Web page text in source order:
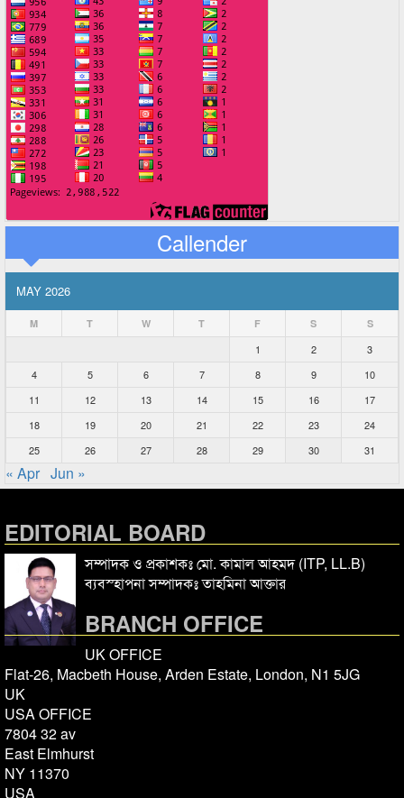
Callender
MAY 2026
M T W T F S S
1 2
3
4
5 6 7 8 9
10
11
12 13 14 15 16
17
18
19 20 21 22 23
24
25
26 27 28 29 30 31
« Apr Jun »
EDITORIAL BOARD
সম্পাদক ও প্রকাশকঃ মো. কামাল আহমদ (ITP, LL.B)
ব্যবস্হাপনা সম্পাদকঃ তাহমিনা আক্তার
BRANCH OFFICE
UK OFFICE
Flat-26, Macbeth House, Arden Estate, London, N1 5JG
UK
USA OFFICE
7804 32 av
East Elmhurst
NY 11370
USA